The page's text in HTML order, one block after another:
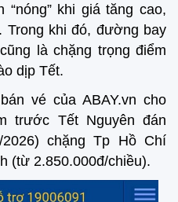
khi giá tăng cao,
Trong khi đó, đường bay
là chặng trọng điểm
dịp Tết.
vé của ABAY.vn cho
trước Tết Nguyên đán
chặng Tp Hồ Chí
(từ 2.850.000đ/chiều).